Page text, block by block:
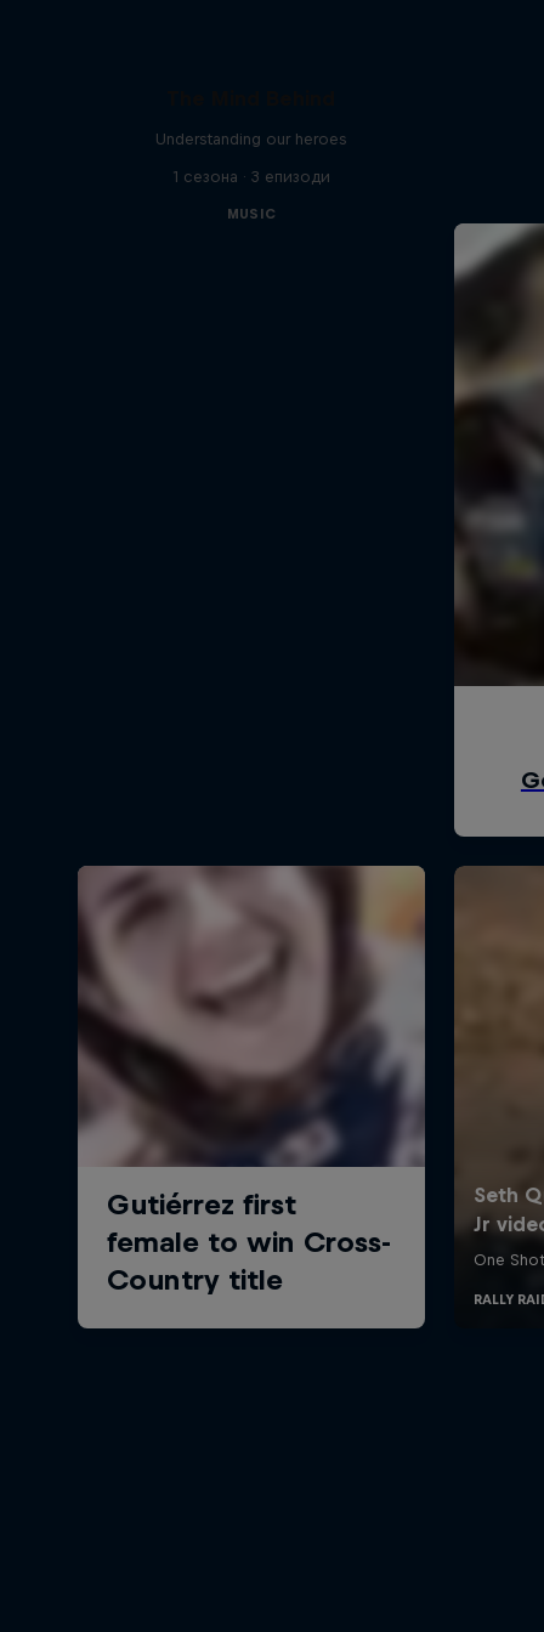
Understanding our heroes
1 сезона · 3 епизоди
MUSIC